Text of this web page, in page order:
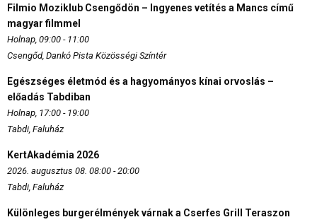
Filmio Moziklub Csengődön – Ingyenes vetítés a Mancs című
magyar filmmel
Holnap, 09:00 - 11:00
Csengőd, Dankó Pista Közösségi Színtér
Egészséges életmód és a hagyományos kínai orvoslás –
előadás Tabdiban
Holnap, 17:00 - 19:00
Tabdi, Faluház
KertAkadémia 2026
2026. augusztus 08. 08:00 - 20:00
Tabdi, Faluház
Különleges burgerélmények várnak a Cserfes Grill Teraszon